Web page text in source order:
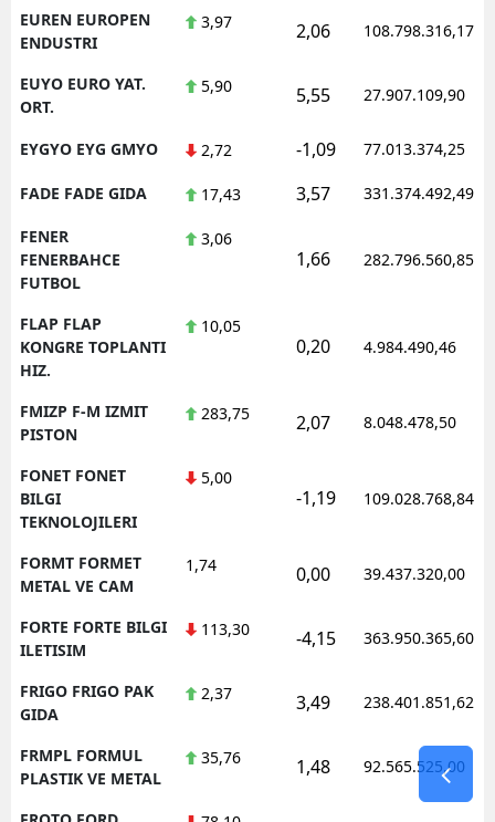
EUREN EUROPEN
ENDUSTRI
3,97 2,06 108.798.316,17
EUYO EURO YAT.
ORT.
5,90 5,55 27.907.109,90
EYGYO EYG GMYO 2,72 -1,09 77.013.374,25
FADE FADE GIDA 17,43 3,57 331.374.492,49
FENER
FENERBAHCE
FUTBOL
3,06
1,66 282.796.560,85
FLAP FLAP
KONGRE TOPLANTI
HIZ.
10,05
0,20 4.984.490,46
FMIZP F-M IZMIT
PISTON
283,75 2,07 8.048.478,50
FONET FONET
BILGI
TEKNOLOJILERI
5,00
-1,19 109.028.768,84
FORMT FORMET
METAL VE CAM
1,74 0,00 39.437.320,00
FORTE FORTE BILGI
ILETISIM
113,30 -4,15 363.950.365,60
FRIGO FRIGO PAK
GIDA
2,37 3,49 238.401.851,62
FRMPL FORMUL
PLASTIK VE METAL
35,76 1,48 92.565.525,00